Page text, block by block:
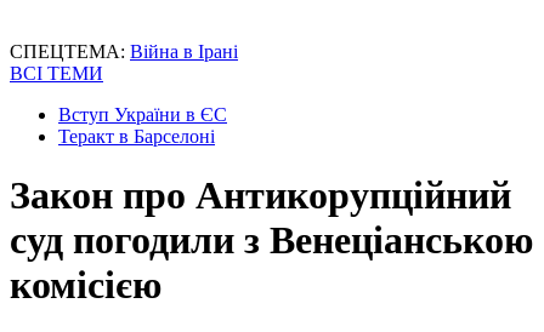
СПЕЦТЕМА: Війна в Ірані
ВСІ ТЕМИ
Вступ України в ЄС
Теракт в Барселоні
Закон про Антикорупційний
суд погодили з Венеціанською
комісією